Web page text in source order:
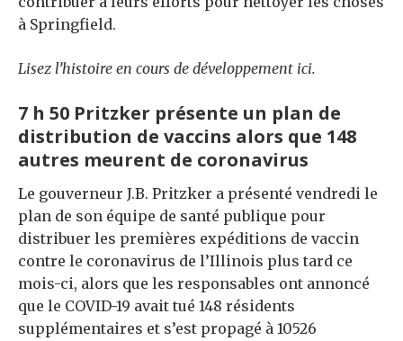
à Springfield.
Lisez l’histoire en cours de développement ici.
7 h 50 Pritzker présente un plan de
distribution de vaccins alors que 148
autres meurent de coronavirus
Le gouverneur J.B. Pritzker a présenté vendredi le
plan de son équipe de santé publique pour
distribuer les premières expéditions de vaccin
contre le coronavirus de l’Illinois plus tard ce
mois-ci, alors que les responsables ont annoncé
que le COVID-19 avait tué 148 résidents
supplémentaires et s’est propagé à 10526